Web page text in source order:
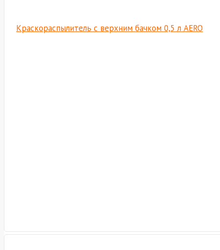
Краскораспылитель с верхним бачком 0,5 л AERO